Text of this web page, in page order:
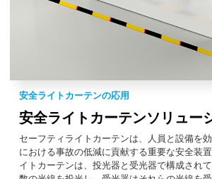
安全ライトカーテンの応用
安全ライトカーテンソリュー
セーフティライトカーテンは、人員と設備を
における事故の低減に貢献する重要な安全装
イトカーテンは、投光器と受光器で構成され